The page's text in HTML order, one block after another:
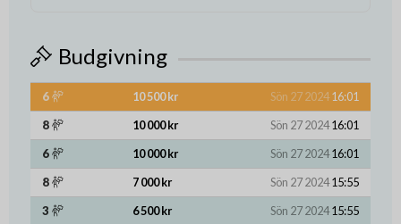
Budgivning
6 10 500 kr Sön 27 202416:01
8
10 000 kr Sön 27 202416:01
6
10 000 kr Sön 27 202416:01
8
7 000 kr Sön 27 202415:55
3
6 500 kr Sön 27 202415:55